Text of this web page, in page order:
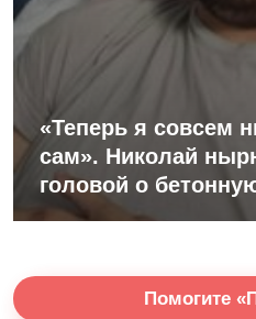
«Теперь я совсем
сам». Николай
головой о
Помогите